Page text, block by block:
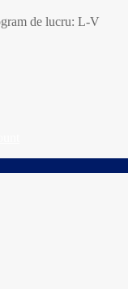
de lucru: L-V